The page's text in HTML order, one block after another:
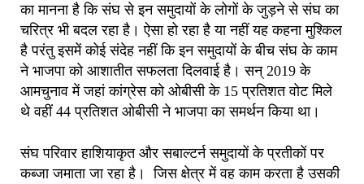
का मानना है कि संघ से इन समुदायों के लोगों के जुड़ने से संघ का
चरित्र भी बदल रहा है। ऐसा हो रहा है या नहीं यह कहना मुश्किल
है परंतु इसमें कोई संदेह नहीं कि इन समुदायों के बीच संघ के काम
ने भाजपा को आशातीत सफलता दिलवाई है। सन् 2019 के
आमचुनाव में जहां कांग्रेस को ओबीसी के 15 प्रतिशत वोट मिले
थे वहीं 44 प्रतिशत ओबीसी ने भाजपा का समर्थन किया था।
संघ परिवार हाशियाकृत और सबाल्टर्न समुदायों के प्रतीकों पर
कब्जा जमाता जा रहा है। जिस क्षेत्र में वह काम करता है उसकी